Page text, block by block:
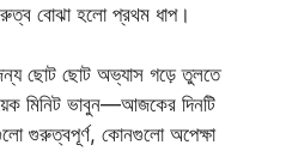
বোঝা হলো প্রথম ধাপ।
ছোট ছোট অভ্যাস গড়ে তুলতে
মিনিট ভাবুন—আজকের দিনটি
গুরুত্বপূর্ণ, কোনগুলো অপেক্ষা